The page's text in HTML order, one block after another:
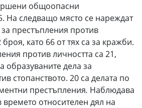
общоопасни
На следващо място се нареждат
престъпления против
броя, като 66 от тях са за кражби.
против личността са 21,
образуваните дела за
стопанството. 20 са делата по
престъпления. Наблюдава
относителен дял на